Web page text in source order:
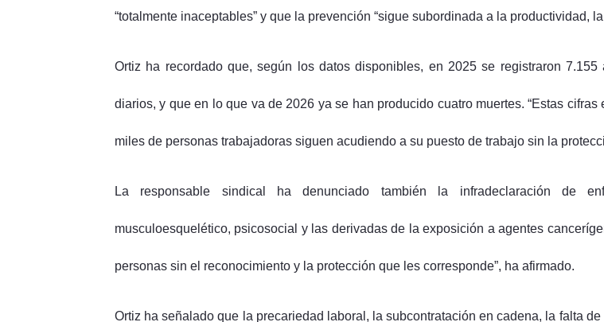
“totalmente inaceptables” y que la prevención “sigue subordinada a la productividad,
Ortiz ha recordado que, según los datos disponibles, en 2025 se registraron
diarios, y que en lo que va de 2026 ya se han producido cuatro muertes. “Estas
miles de personas trabajadoras siguen acudiendo a su puesto de trabajo sin la
La responsable sindical ha denunciado también la infradeclaración de
musculoesquelético, psicosocial y las derivadas de la exposición a agentes
personas sin el reconocimiento y la protección que les corresponde”, ha afirmado.
Ortiz ha señalado que la precariedad laboral, la subcontratación en cadena, la falta